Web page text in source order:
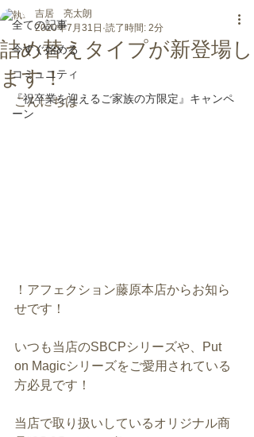
全ての記事
今すぐ始める
コミュニティ
『祝卒業を迎えるご家族の方限定』キャンペ
ーン
詰め替えタイプが新登場し
ます！
吉居 亮太朗
2020年7月31日 読了時間: 2分
こんにちは
！アフェクション藤原本店からお知ら
せです！
いつも当店のSBCPシリーズや、Put
on Magicシリーズをご愛用されている
方必見です！
当店で取り扱いしているオリジナル商